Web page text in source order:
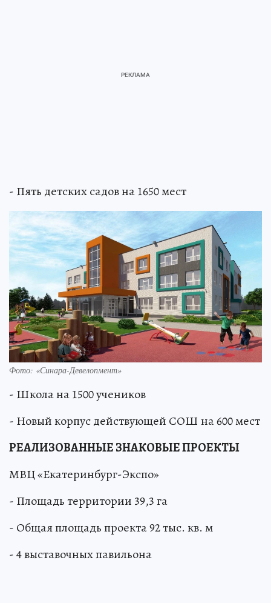
- Пять детских садов на 1650 мест
Фото: «Синара-­Девелопмент»
- Школа на 1500 учеников
- Новый корпус действующей СОШ на 600 мест
РЕАЛИЗОВАННЫЕ ЗНАКОВЫЕ ПРОЕКТЫ
МВЦ «Екатеринбург-Экспо»
- Площадь территории 39,3 га
- Общая площадь проекта 92 тыс. кв. м
- 4 выставочных павильона